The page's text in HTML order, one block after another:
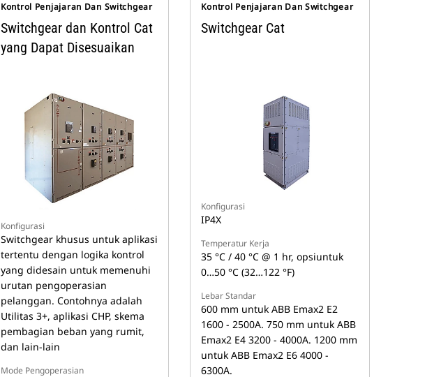
Kontrol Penjajaran Dan Switchgear
Switchgear dan Kontrol Cat
yang Dapat Disesuaikan
Konfigurasi
Switchgear khusus untuk aplikasi
tertentu dengan logika kontrol
yang didesain untuk memenuhi
urutan pengoperasian
pelanggan. Contohnya adalah
Utilitas 3+, aplikasi CHP, skema
pembagian beban yang rumit,
dan lain-lain
Mode Pengoperasian
Kontrol Penjajaran Dan Switchgear
Switchgear Cat
Konfigurasi
IP4X
Temperatur Kerja
35 °C / 40 °C @ 1 hr, opsiuntuk
0…50 °C (32…122 °F)
Lebar Standar
600 mm untuk ABB Emax2 E2
1600 - 2500A. 750 mm untuk ABB
Emax2 E4 3200 - 4000A. 1200 mm
untuk ABB Emax2 E6 4000 -
6300A.